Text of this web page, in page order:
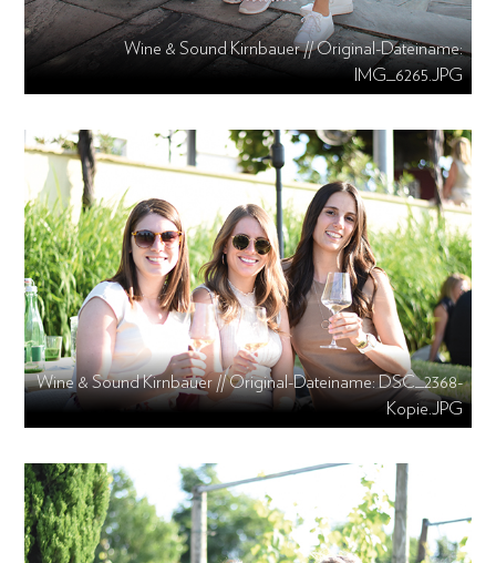
Wine & Sound Kirnbauer // Original-Dateiname:
IMG_6265.JPG
Wine & Sound Kirnbauer // Original-Dateiname: DSC_2368-
Kopie.JPG